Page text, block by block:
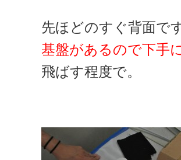
先ほどのすぐ背面です
基盤があるので下手
飛ばす程度で。